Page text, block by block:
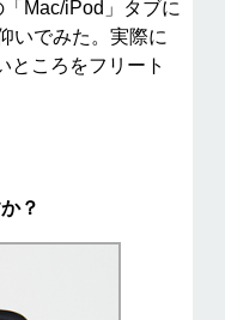
Mac/iPod」タブに
いでみた。実際に
ところをフリート
？